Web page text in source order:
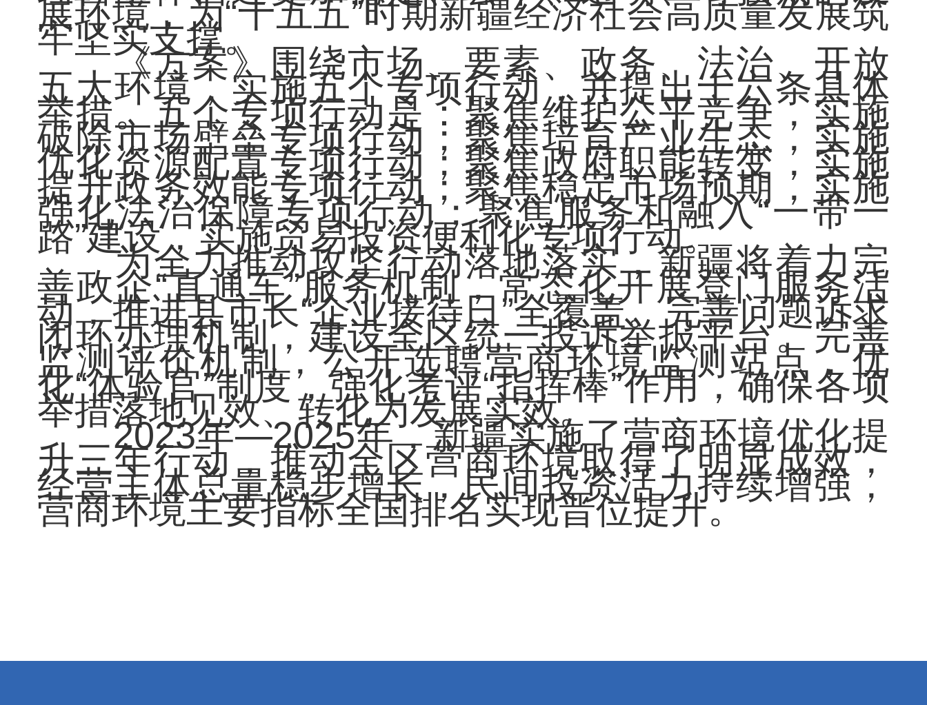
展环境，为“十五五”时期新疆经济社会高质量发展筑
牢坚实支撑。
《方案》围绕市场、要素、政务、法治、开放
五大环境，实施五个专项行动，并提出十六条具体
举措。五个专项行动是：聚焦维护公平竞争，实施
破除市场壁垒专项行动；聚焦培育产业生态，实施
优化资源配置专项行动；聚焦政府职能转变，实施
提升政务效能专项行动；聚焦稳定市场预期，实施
强化法治保障专项行动；聚焦服务和融入“一带一
路”建设，实施贸易投资便利化专项行动。
为全力推动攻坚行动落地落实，新疆将着力完
善政企“直通车”服务机制，常态化开展登门服务活
动，推进县市长“企业接待日”全覆盖。完善问题诉求
闭环办理机制，建设全区统一投诉举报平台。完善
监测评价机制，公开选聘营商环境监测站点，优
化“体验官”制度，强化考评“指挥棒”作用，确保各项
举措落地见效、转化为发展实效。
2023年—2025年，新疆实施了营商环境优化提
升三年行动，推动全区营商环境取得了明显成效，
经营主体总量稳步增长，民间投资活力持续增强，
营商环境主要指标全国排名实现晋位提升。